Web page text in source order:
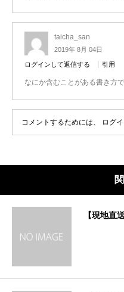
taicha_san
2019年 8月 04日
ログインして返信する 引用
なにか含むことがある書き方で
コメントするためには、 ログ
【現地直